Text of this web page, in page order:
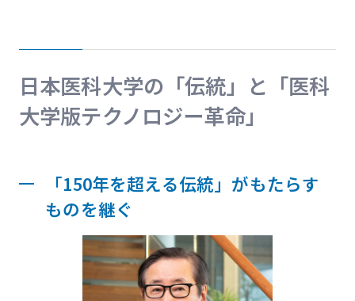
日本医科大学の「伝統」と「医科
大学版テクノロジー革命」
「150年を超える伝統」がもたらす
ものを継ぐ